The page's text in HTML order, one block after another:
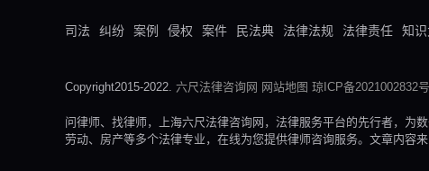
司法 纠纷 案例 侵权 案件 民法典 法律法规 法律责任 知
Copyright2015-2022. 六尺法律咨询网 网站地图 琼ICP备2021002832
问律师、找律师，上海六尺法律咨询网，法律服务平台的先行者，为
劳动、房产等多个法律专业，在线为您提供律师咨询服务。文章内容